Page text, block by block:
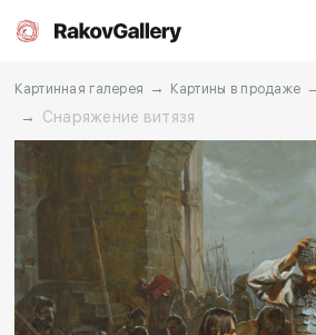
RU CN
Каталог
Картинная галерея → Картины в продаже
→ Снаряжение витязя